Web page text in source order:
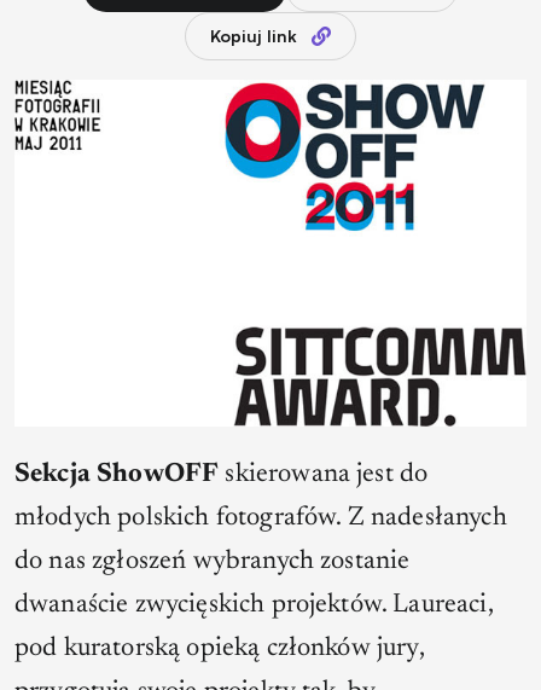
Kopiuj link
Sekcja ShowOFF skierowana jest do
młodych polskich fotografów. Z nadesłanych
do nas zgłoszeń wybranych zostanie
dwanaście zwycięskich projektów. Laureaci,
pod kuratorską opieką członków jury,